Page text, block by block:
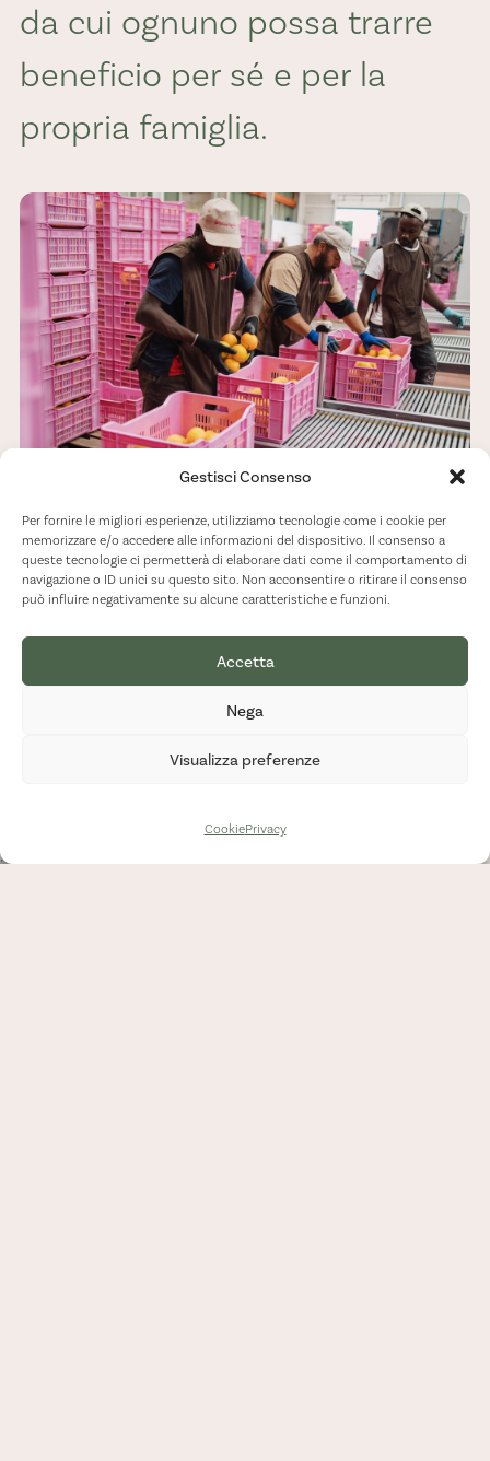
Gestisci Consenso
Per fornire le migliori esperienze, utilizziamo tecnologie come i cookie per
memorizzare e/o accedere alle informazioni del dispositivo. Il consenso a
queste tecnologie ci permetterà di elaborare dati come il comportamento di
navigazione o ID unici su questo sito. Non acconsentire o ritirare il consenso
può influire negativamente su alcune caratteristiche e funzioni.
Accetta
Nega
Visualizza preferenze
CookiePrivacy
da cui ognuno possa trarre
beneficio per sé e per la
propria famiglia.